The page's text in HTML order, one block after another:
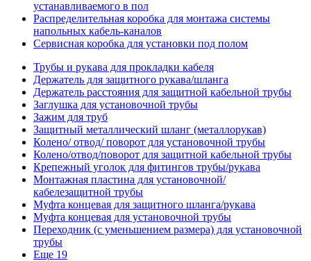
устанавливаемого в пол
Распределительная коробка для монтажа системы
напольных кабель-каналов
Сервисная коробка для установки под полом
Трубы и рукава для прокладки кабеля
Держатель для защитного рукава/шланга
Держатель расстояния для защитной кабельной трубы
Заглушка для установочной трубы
Зажим для труб
Защитный металлический шланг (металлорукав)
Колено/ отвод/ поворот для установочной трубы
Колено/отвод/поворот для защитной кабельной трубы
Крепежный уголок для фитингов трубы/рукава
Монтажная пластина для установочной/
кабелезащитной трубы
Муфта концевая для защитного шланга/рукава
Муфта концевая для установочной трубы
Переходник (с уменьшением размера) для установочной
трубы
Еще 19